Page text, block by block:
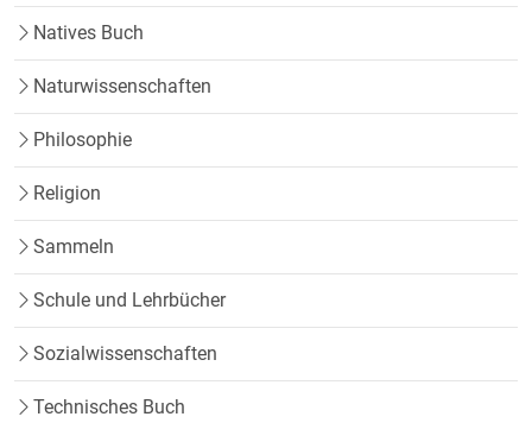
Natives Buch
Naturwissenschaften
Philosophie
Religion
Sammeln
Schule und Lehrbücher
Sozialwissenschaften
Technisches Buch